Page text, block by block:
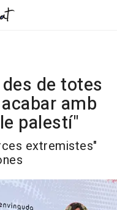
de totes
amb
palestí"
extremistes"